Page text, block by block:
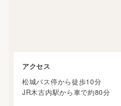
アクセス
松城バス停から徒歩10分
JR木古内駅から車で約80分